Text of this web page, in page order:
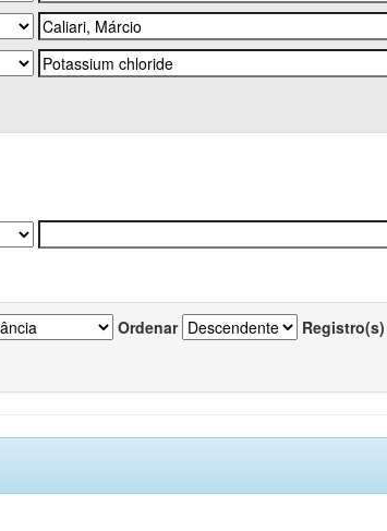
Ordenar Registro(s)